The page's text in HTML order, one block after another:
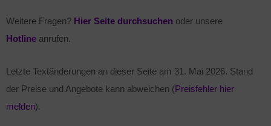
Weitere Fragen? Hier Seite durchsuchen oder unsere
Hotline anrufen.
Letzte Textänderungen an dieser Seite am 31. Mai 2026. Stand
der Preise und Angebote kann abweichen (Preisfehler hier
melden).